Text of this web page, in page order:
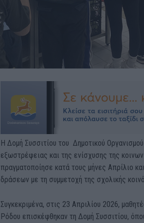
Η Δομή Συσσιτίου του Δημοτικού
εξωστρέφειας και της ενίσχυσης της
πραγματοποίησε κατά τους μήνες Απρίλιο
δράσεων με τη συμμετοχή της σχολικής
Συγκεκριμένα, στις 23 Απριλίου 2026,
Ρόδου επισκέφθηκαν τη Δομή Συσσιτίου,